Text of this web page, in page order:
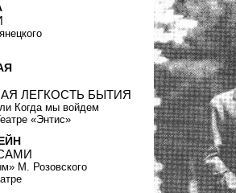
ЛЕГКОСТЬ БЫТИЯ
Когда мы войдем
«Энтис»
М. Розовского